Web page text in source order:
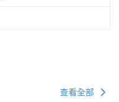
查看全部